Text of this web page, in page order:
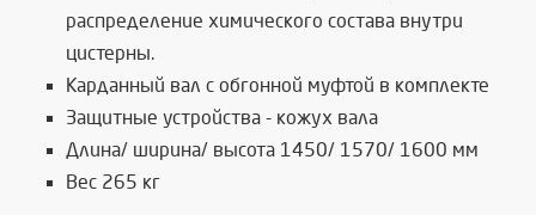
распределение химического состава внутри
цистерны.
Карданный вал с обгонной муфтой в комплекте
Защитные устройства - кожух вала
Длина/ ширина/ высота 1450/ 1570/ 1600 мм
Вес 265 кг